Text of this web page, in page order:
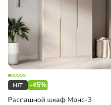
-45%
Распашной шкаф Монс-3